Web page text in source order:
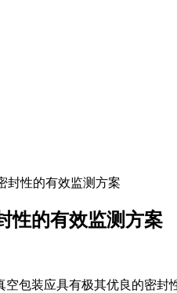
封性的有效监测方案
性的有效监测方案
空包装应具有极其优良的密